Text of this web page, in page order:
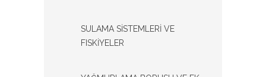
SULAMA SİSTEMLERİ VE
FISKİYELER